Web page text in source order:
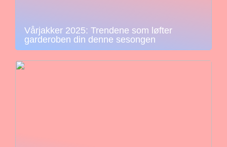
Vårjakker 2025: Trendene som løfter
garderoben din denne sesongen